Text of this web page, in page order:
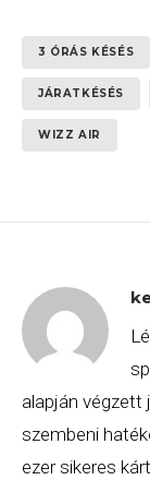
3 ÓRÁS KÉSÉS
JÁRATKÉSÉS
WIZZ AIR
alapján végzett
szembeni
ezer sikeres